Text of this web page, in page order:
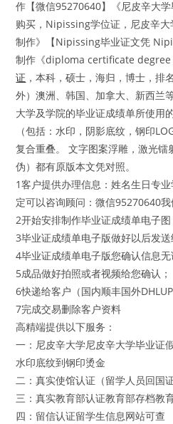
作【微信95270640】《尼皮辛大
购买，Nipissing学位证，尼皮辛
制作》【Nipissing毕业证文凭
制作《diploma certificate
证 ，本科，硕士，海归，博士，排
外）澳洲、韩国、加拿大、新西兰
大学及学院的毕业证成绩单所使用
（包括：水印，阴影底纹，钢印
复合重叠。 文字图案浮雕，激光
伪）都有原版本文凭对照。
1客户提供办理信息：姓名生日专
定可以咨询顾问：微信95270640
2开始安排制作毕业证成绩单电子图
3毕业证成绩单电子版做好以后发送
4毕业证成绩单电子版您确认信息无
5成品做好拍照或者视频给您确认；
6快递给客户（国内顺丰国外
7完成交易删除客户资料
高精端提供以下服务：
一：尼皮辛大学尼皮辛大学毕业证
水印底纹到钢印烫金
二：真实使馆认证（留学人员回国
三：真实教育部认证教育部存档教
四：留信认证留学生信息网站可查